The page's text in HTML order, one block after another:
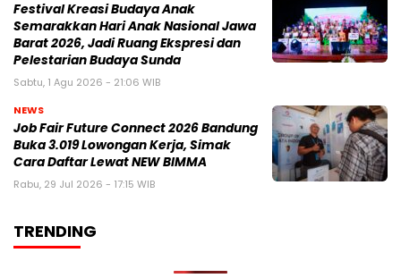
Festival Kreasi Budaya Anak
Semarakkan Hari Anak Nasional Jawa
Barat 2026, Jadi Ruang Ekspresi dan
Pelestarian Budaya Sunda
Sabtu, 1 Agu 2026 - 21:06 WIB
NEWS
Job Fair Future Connect 2026 Bandung
Buka 3.019 Lowongan Kerja, Simak
Cara Daftar Lewat NEW BIMMA
Rabu, 29 Jul 2026 - 17:15 WIB
TRENDING